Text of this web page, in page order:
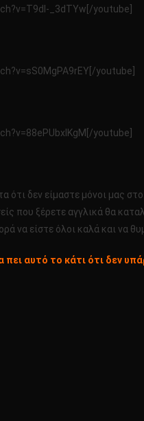
_3dTYw[/youtube]
youtube]
youtube]
ότι δεν είμαστε μόνοι μας
που ξέρετε αγγλικά θα
να είστε όλοι καλά και να
πει αυτό το κάτι ότι δεν